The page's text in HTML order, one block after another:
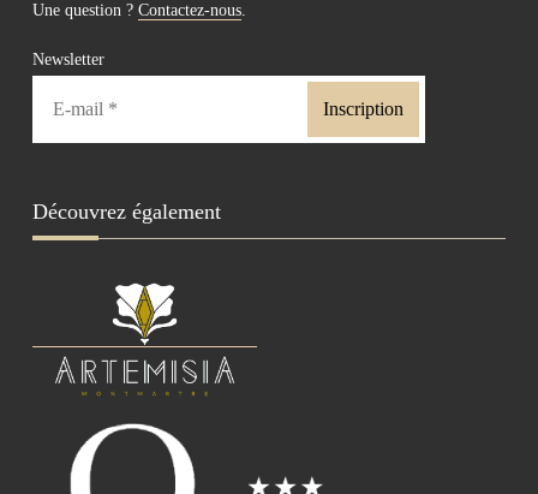
Une question ? Contactez-nous.
Newsletter
Inscription
Découvrez également